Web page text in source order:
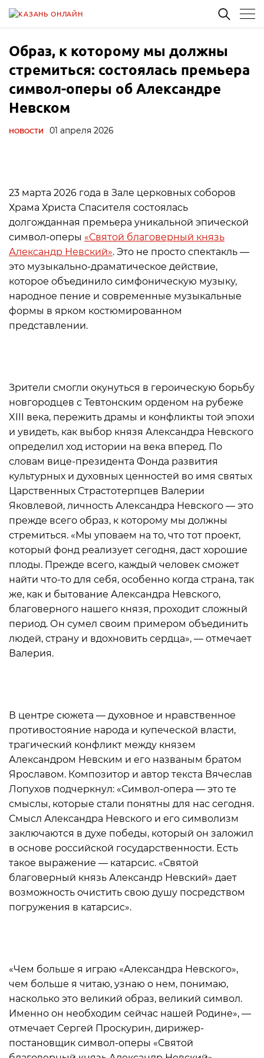
Образ, к которому мы должны
стремиться: состоялась премьера
символ-оперы об Александре
Невском
НОВОСТИ 01 апреля 2026
23 марта 2026 года в Зале церковных соборов
Храма Христа Спасителя состоялась
долгожданная премьера уникальной эпической
символ-оперы «Святой благоверный князь
Александр Невский». Это не просто спектакль —
это музыкально-драматическое действие,
которое объединило симфоническую музыку,
народное пение и современные музыкальные
формы в ярком костюмированном
представлении.
Зрители смогли окунуться в героическую борьбу
новгородцев с Тевтонским орденом на рубеже
XIII века, пережить драмы и конфликты той эпохи
и увидеть, как выбор князя Александра Невского
определил ход истории на века вперед. По
словам вице-президента Фонда развития
культурных и духовных ценностей во имя святых
Царственных Страстотерпцев Валерии
Яковлевой, личность Александра Невского — это
прежде всего образ, к которому мы должны
стремиться. «Мы уповаем на то, что тот проект,
который фонд реализует сегодня, даст хорошие
плоды. Прежде всего, каждый человек сможет
найти что-то для себя, особенно когда страна, так
же, как и бытование Александра Невского,
благоверного нашего князя, проходит сложный
период. Он сумел своим примером объединить
людей, страну и вдохновить сердца», — отмечает
Валерия.
В центре сюжета — духовное и нравственное
противостояние народа и купеческой власти,
трагический конфликт между князем
Александром Невским и его названым братом
Ярославом. Композитор и автор текста Вячеслав
Лопухов подчеркнул: «Символ-опера — это те
смыслы, которые стали понятны для нас сегодня.
Смысл Александра Невского и его символизм
заключаются в духе победы, который он заложил
в основе российской государственности. Есть
такое выражение — катарсис. «Святой
благоверный князь Александр Невский» дает
возможность очистить свою душу посредством
погружения в катарсис».
«Чем больше я играю «Александра Невского»,
чем больше я читаю, узнаю о нем, понимаю,
насколько это великий образ, великий символ.
Именно он необходим сейчас нашей Родине», —
отмечает Сергей Проскурин, дирижер-
постановщик символ-оперы «Святой